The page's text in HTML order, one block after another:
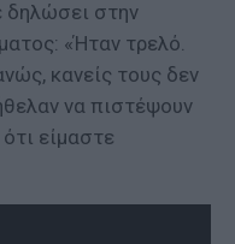
δηλώσει στην
«Ήταν τρελό.
κανείς τους δεν
να πιστέψουν
είμαστε